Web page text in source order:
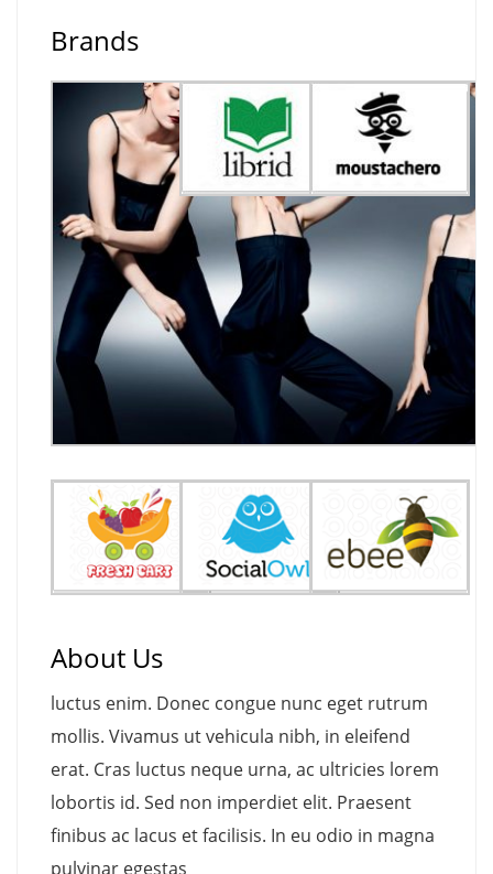
Brands
About Us
luctus enim. Donec congue nunc eget rutrum
mollis. Vivamus ut vehicula nibh, in eleifend
erat. Cras luctus neque urna, ac ultricies lorem
lobortis id. Sed non imperdiet elit. Praesent
finibus ac lacus et facilisis. In eu odio in magna
pulvinar egestas